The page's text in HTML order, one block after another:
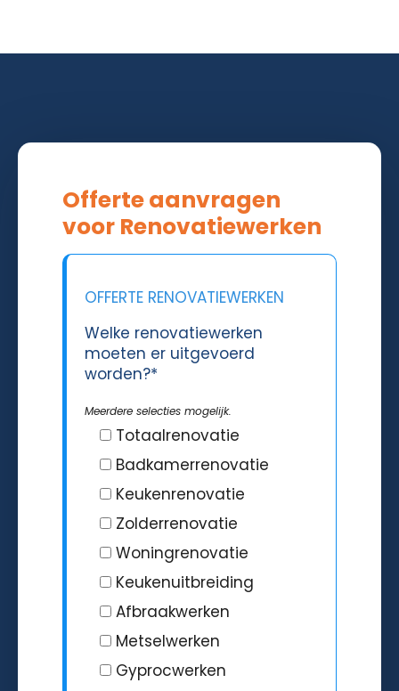
Offerte aanvragen
voor Renovatiewerken
OFFERTE RENOVATIEWERKEN
Welke renovatiewerken
moeten er uitgevoerd
worden?*
Meerdere selecties mogelijk.
Totaalrenovatie
Badkamerrenovatie
Keukenrenovatie
Zolderrenovatie
Woningrenovatie
Keukenuitbreiding
Afbraakwerken
Metselwerken
Gyprocwerken